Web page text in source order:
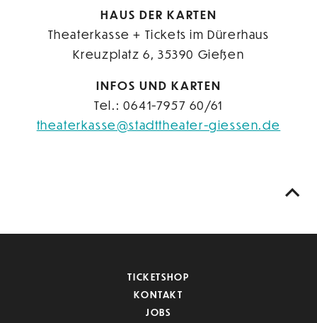
HAUS DER KARTEN
Theaterkasse + Tickets im Dürerhaus
Kreuzplatz 6, 35390 Gießen
INFOS UND KARTEN
Tel.: 0641-7957 60/61
theaterkasse@stadttheater-giessen.de
TICKETSHOP
KONTAKT
JOBS